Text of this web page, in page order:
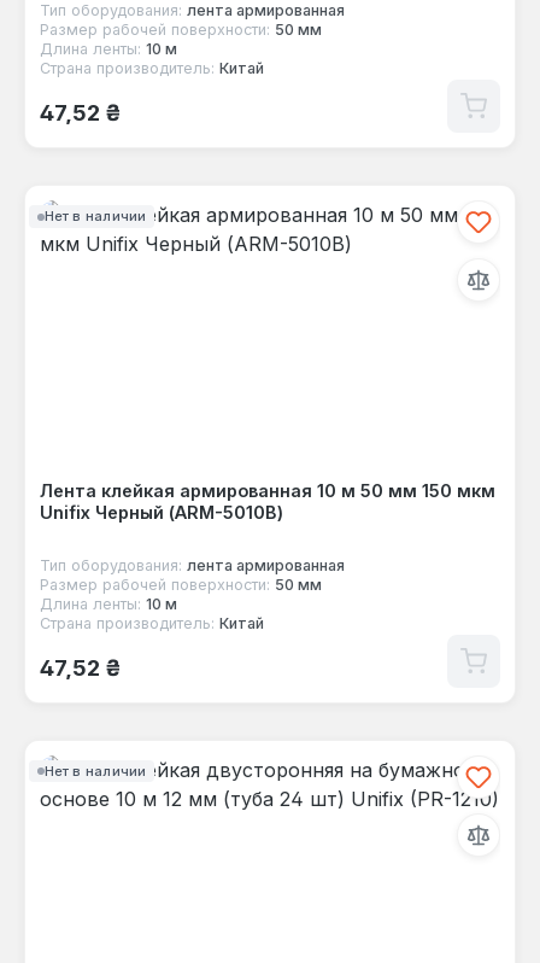
Тип оборудования: лента армированная
Размер рабочей поверхности: 50 мм
Длина ленты: 10 м
Страна производитель: Китай
Обычная цена:
47,52 ₴
Нет в наличии
Лента клейкая армированная 10 м 50 мм 150 мкм
Unifix Черный (ARM-5010B)
Тип оборудования: лента армированная
Размер рабочей поверхности: 50 мм
Длина ленты: 10 м
Страна производитель: Китай
Обычная цена:
47,52 ₴
Нет в наличии